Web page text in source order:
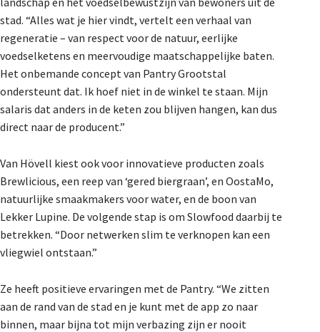
stad. “Alles wat je hier vindt, vertelt een verhaal van
regeneratie – van respect voor de natuur, eerlijke
voedselketens en meervoudige maatschappelijke baten.
Het onbemande concept van Pantry Grootstal
ondersteunt dat. Ik hoef niet in de winkel te staan. Mijn
salaris dat anders in de keten zou blijven hangen, kan dus
direct naar de producent.”
Van Hövell kiest ook voor innovatieve producten zoals
Brewlicious, een reep van ‘gered biergraan’, en OostaMo,
natuurlijke smaakmakers voor water, en de boon van
Lekker Lupine. De volgende stap is om Slowfood daarbij te
betrekken. “Door netwerken slim te verknopen kan een
vliegwiel ontstaan.”
Ze heeft positieve ervaringen met de Pantry. “We zitten
aan de rand van de stad en je kunt met de app zo naar
binnen, maar bijna tot mijn verbazing zijn er nooit